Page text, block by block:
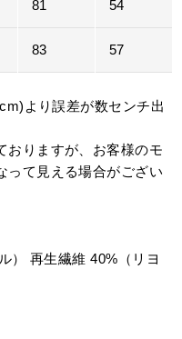
81 54
83 57
より誤差が数センチ出
りますが、お客様のモ
って見える場合がござい
） 再生繊維 40%（リヨ